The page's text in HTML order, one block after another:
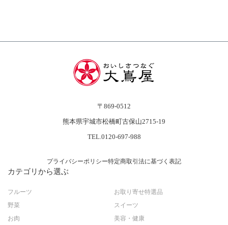
〒869-0512
熊本県宇城市松橋町古保山2715-19
TEL.0120-697-988
プライバシーポリシー特定商取引法に基づく表記
カテゴリから選ぶ
フルーツ
野菜
お肉
お取り寄せ特選品
スイーツ
美容・健康